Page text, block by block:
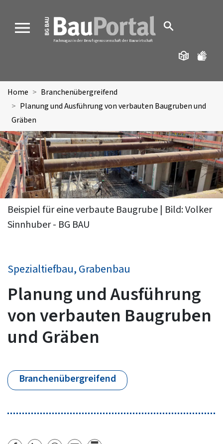
MENU
Fachmagazin der Berufsgenossenschaft der Bauwirtschaft
Home
Branchenübergreifend
Planung und Ausführung von verbauten Baugruben und
Gräben
Beispiel für eine verbaute Baugrube | Bild: Volker
Sinnhuber - BG BAU
Spezialtiefbau, Grabenbau
Planung und Ausführung
von verbauten Baugruben
und Gräben
Branchenübergreifend